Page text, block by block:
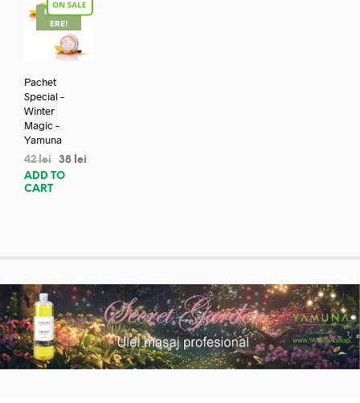
REDUC
ERE!
Pachet
Special –
Winter
Magic –
Yamuna
42lei 38 lei
ADD TO
CART